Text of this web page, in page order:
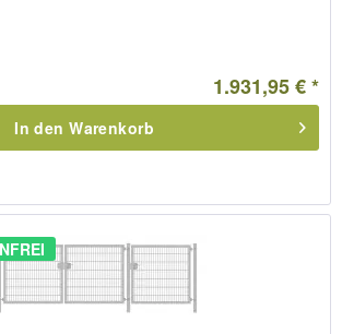
1.931,95 € *
In den Warenkorb